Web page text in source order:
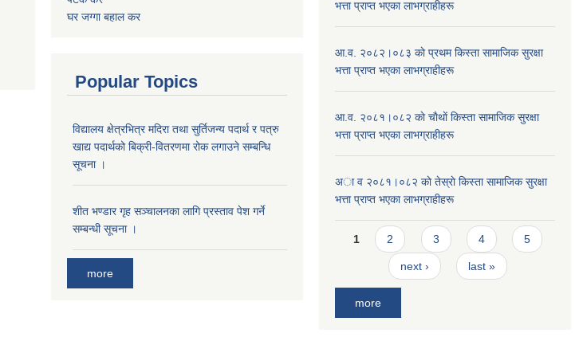
घर जग्गा बहाल कर
Popular Topics
विद्यालय क्षेत्रभित्र मदिरा तथा सुर्तिजन्य पदार्थ र पत्रु
खाद्य पदार्थको बिक्री-वितरणमा रोक लगाउने सम्बन्धि
सूचना ।
शीत भण्डार गृह सञ्चालनका लागि प्रस्ताव पेश गर्ने
सम्बन्धी सूचना ।
more
भत्ता प्राप्त भएका लाभग्राहीहरू
आ.व. २०८२।०८३ काे प्रथम किस्ता सामाजिक सुरक्षा
भत्ता प्राप्त भएका लाभग्राहीहरू
आ.व. २०८१।०८२ काे चाैथाें किस्ता सामाजिक सुरक्षा
भत्ता प्राप्त भएका लाभग्राहीहरू
अा व २०८१।०८२ काे तेस्राे किस्ता सामाजिक सुरक्षा
भत्ता प्राप्त भएका लाभग्राहीहरू
Pages
1 2 3 4 5
next › last »
more